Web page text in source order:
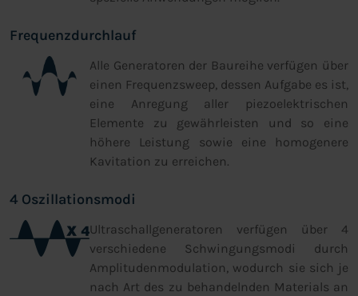
Frequenzdurchlauf
Alle Generatoren der Baureihe verfügen über
einen Frequenzsweep, dessen Aufgabe es ist,
eine Anregung aller piezoelektrischen
Elemente zu gewährleisten und so eine
höhere Leistung sowie eine homogenere
Kavitation zu erreichen.
4 Oszillationsmodi
Ultraschallgeneratoren verfügen über 4
verschiedene Schwingungsmodi durch
Amplitudenmodulation, wodurch sie sich je
nach Art des zu behandelnden Materials an